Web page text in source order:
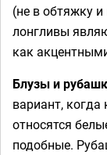
(не в обтяжку
лонгливы
как
Блузы и
вариант,
относятся
подобные.